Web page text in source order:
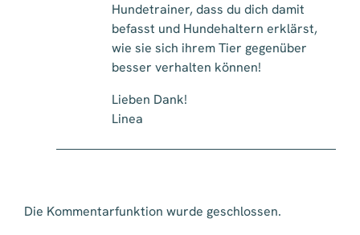
Hundetrainer, dass du dich damit
befasst und Hundehaltern erklärst,
wie sie sich ihrem Tier gegenüber
besser verhalten können!
Lieben Dank!
Linea
Die Kommentarfunktion wurde geschlossen.